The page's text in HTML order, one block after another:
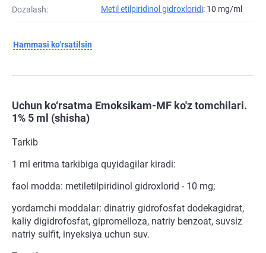
Dozalash: Metil etilpiridinol gidroxloridi: 10 mg/ml
Hammasi ko‘rsatilsin
Uchun ko‘rsatma Emoksikam-MF ko'z tomchilari.
1% 5 ml (shisha)
Tarkib
1 ml eritma tarkibiga quyidagilar kiradi:
faol modda: metiletilpiridinol gidroxlorid - 10 mg;
yordamchi moddalar: dinatriy gidrofosfat dodekagidrat,
kaliy digidrofosfat, gipromelloza, natriy benzoat, suvsiz
natriy sulfit, inyeksiya uchun suv.